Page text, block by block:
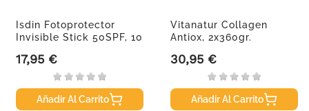
Isdin Fotoprotector
Invisible Stick 50SPF, 10
Precio
17,95 €
Añadir Al Carrito
Vitanatur Collagen
Antiox, 2x360gr.
Precio
30,95 €
Añadir Al Carrito